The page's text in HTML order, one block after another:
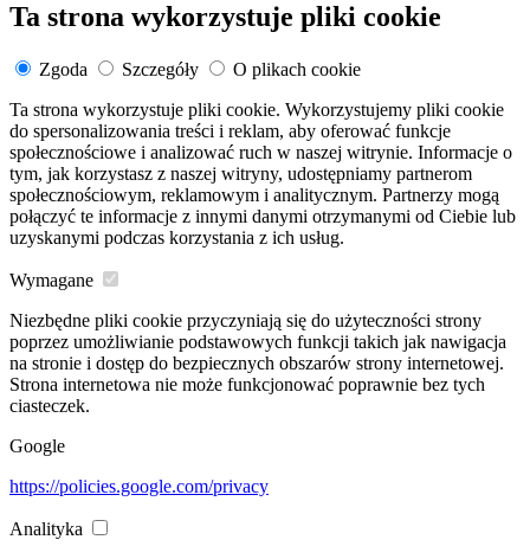
Ta strona wykorzystuje pliki cookie
Zgoda Szczegóły
O plikach cookie
Ta strona wykorzystuje pliki cookie. Wykorzystujemy pliki cookie
do spersonalizowania treści i reklam, aby oferować funkcje
społecznościowe i analizować ruch w naszej witrynie. Informacje o
tym, jak korzystasz z naszej witryny, udostępniamy partnerom
społecznościowym, reklamowym i analitycznym. Partnerzy mogą
połączyć te informacje z innymi danymi otrzymanymi od Ciebie lub
uzyskanymi podczas korzystania z ich usług.
Wymagane
Niezbędne pliki cookie przyczyniają się do użyteczności strony
poprzez umożliwianie podstawowych funkcji takich jak nawigacja
na stronie i dostęp do bezpiecznych obszarów strony internetowej.
Strona internetowa nie może funkcjonować poprawnie bez tych
ciasteczek.
Google
https://policies.google.com/privacy
Analityka